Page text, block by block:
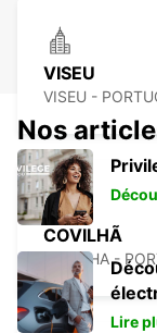
VISEU
VISEU -
COVILHÃ
COVILHA -
Nos
Lire